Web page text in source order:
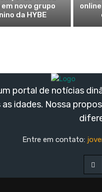
novo grupo
da HYBE
portal de notícias
idades. Nossa
Entre em contato: